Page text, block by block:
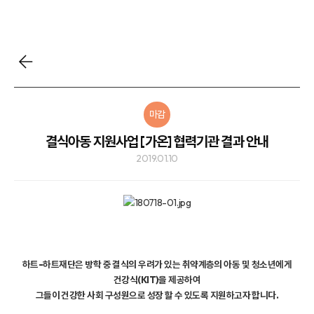
마감
결식아동 지원사업 [가온] 협력기관 결과 안내
2019.01.10
하트-하트재단은 방학 중 결식의 우려가 있는 취약계층의 아동 및 청소년에게
건강식(KIT)을 제공하여
그들이 건강한 사회 구성원으로 성장 할 수 있도록 지원하고자 합니다.